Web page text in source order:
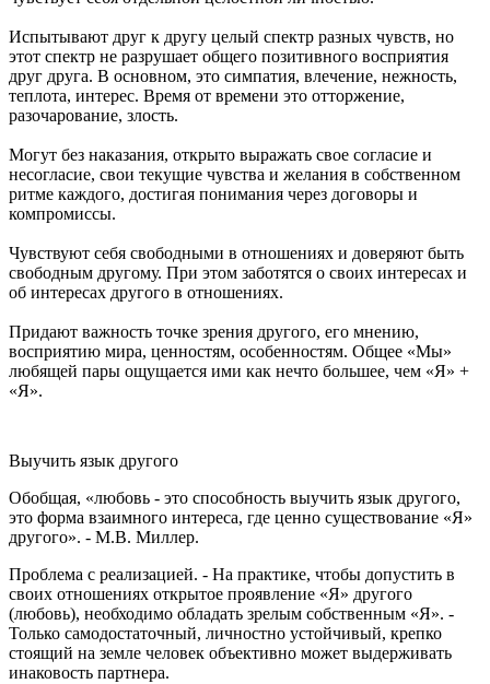
Испытывают друг к другу целый спектр разных чувств, но
этот спектр не разрушает общего позитивного восприятия
друг друга. В основном, это симпатия, влечение, нежность,
теплота, интерес. Время от времени это отторжение,
разочарование, злость.
Могут без наказания, открыто выражать свое согласие и
несогласие, свои текущие чувства и желания в собственном
ритме каждого, достигая понимания через договоры и
компромиссы.
Чувствуют себя свободными в отношениях и доверяют быть
свободным другому. При этом заботятся о своих интересах и
об интересах другого в отношениях.
Придают важность точке зрения другого, его мнению,
восприятию мира, ценностям, особенностям. Общее «Мы»
любящей пары ощущается ими как нечто большее, чем «Я» +
«Я».
Выучить язык другого
Обобщая, «любовь - это способность выучить язык другого,
это форма взаимного интереса, где ценно существование «Я»
другого». - М.В. Миллер.
Проблема с реализацией. - На практике, чтобы допустить в
своих отношениях открытое проявление «Я» другого
(любовь), необходимо обладать зрелым собственным «Я». -
Только самодостаточный, личностно устойчивый, крепко
стоящий на земле человек объективно может выдерживать
инаковость партнера.